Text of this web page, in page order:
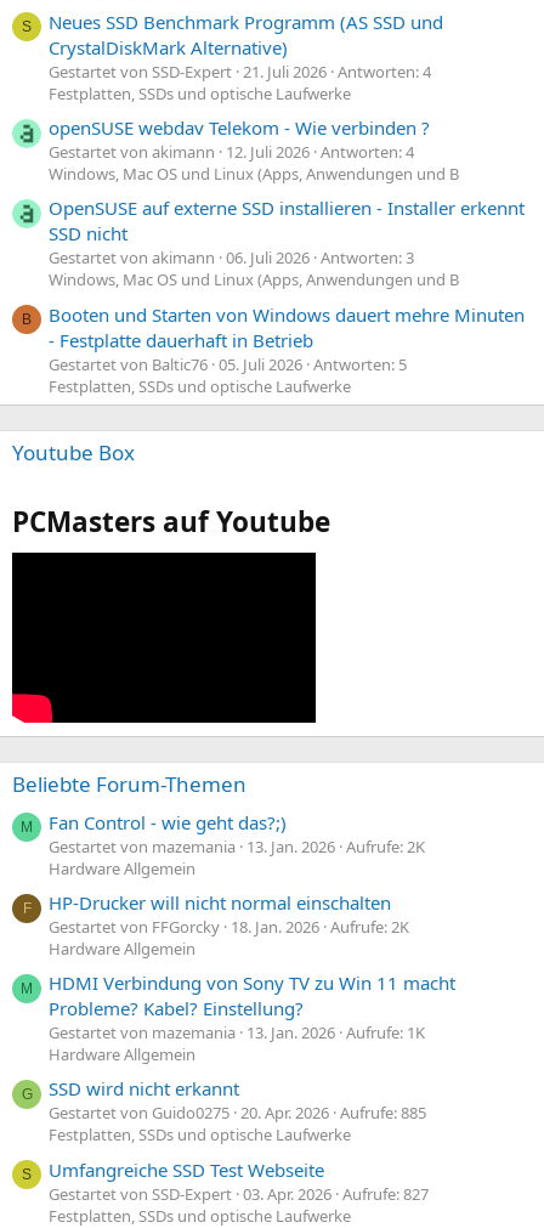
S
Neues SSD Benchmark Programm (AS SSD und
CrystalDiskMark Alternative)
Gestartet von SSD-Expert 21. Juli 2026 Antworten: 4
Festplatten, SSDs und optische Laufwerke
openSUSE webdav Telekom - Wie verbinden ?
Gestartet von akimann 12. Juli 2026 Antworten: 4
Windows, Mac OS und Linux (Apps, Anwendungen und B
OpenSUSE auf externe SSD installieren - Installer erkennt
SSD nicht
Gestartet von akimann 06. Juli 2026 Antworten: 3
Windows, Mac OS und Linux (Apps, Anwendungen und B
B
Booten und Starten von Windows dauert mehre Minuten
- Festplatte dauerhaft in Betrieb
Gestartet von Baltic76 05. Juli 2026 Antworten: 5
Festplatten, SSDs und optische Laufwerke
Youtube Box
PCMasters auf Youtube
Beliebte Forum-Themen
M Fan Control - wie geht das?;)
Gestartet von mazemania 13. Jan. 2026 Aufrufe: 2K
Hardware Allgemein
F HP-Drucker will nicht normal einschalten
Gestartet von FFGorcky 18. Jan. 2026 Aufrufe: 2K
Hardware Allgemein
M
HDMI Verbindung von Sony TV zu Win 11 macht
Probleme? Kabel? Einstellung?
Gestartet von mazemania 13. Jan. 2026 Aufrufe: 1K
Hardware Allgemein
G SSD wird nicht erkannt
Gestartet von Guido0275 20. Apr. 2026 Aufrufe: 885
Festplatten, SSDs und optische Laufwerke
S Umfangreiche SSD Test Webseite
Gestartet von SSD-Expert 03. Apr. 2026 Aufrufe: 827
Festplatten, SSDs und optische Laufwerke